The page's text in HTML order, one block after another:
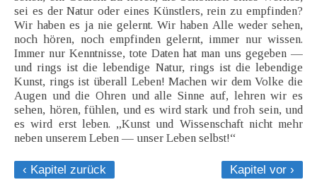
sei es der Natur oder eines Künstlers, rein zu empfinden?
Wir haben es ja nie gelernt. Wir haben Alle weder sehen,
noch hören, noch empfinden gelernt, immer nur wissen.
Immer nur Kenntnisse, tote Daten hat man uns gegeben —
und rings ist die lebendige Natur, rings ist die lebendige
Kunst, rings ist überall Leben! Machen wir dem Volke die
Augen und die Ohren und alle Sinne auf, lehren wir es
sehen, hören, fühlen, und es wird stark und froh sein, und
es wird erst leben. „Kunst und Wissenschaft nicht mehr
neben unserem Leben — unser Leben selbst!“
‹ Kapitel zurück
Kapitel vor ›